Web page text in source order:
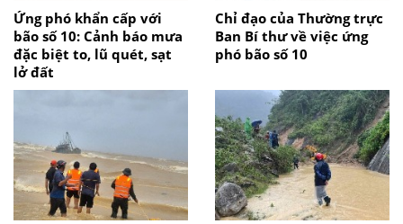
Ứng phó khẩn cấp với
bão số 10: Cảnh báo mưa
đặc biệt to, lũ quét, sạt
lở đất
Chỉ đạo của Thường trực
Ban Bí thư về việc ứng
phó bão số 10